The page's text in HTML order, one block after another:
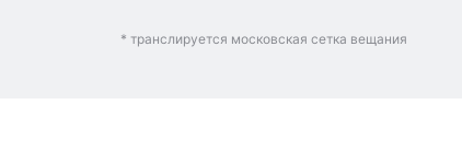
* транслируется московская сетка вещания